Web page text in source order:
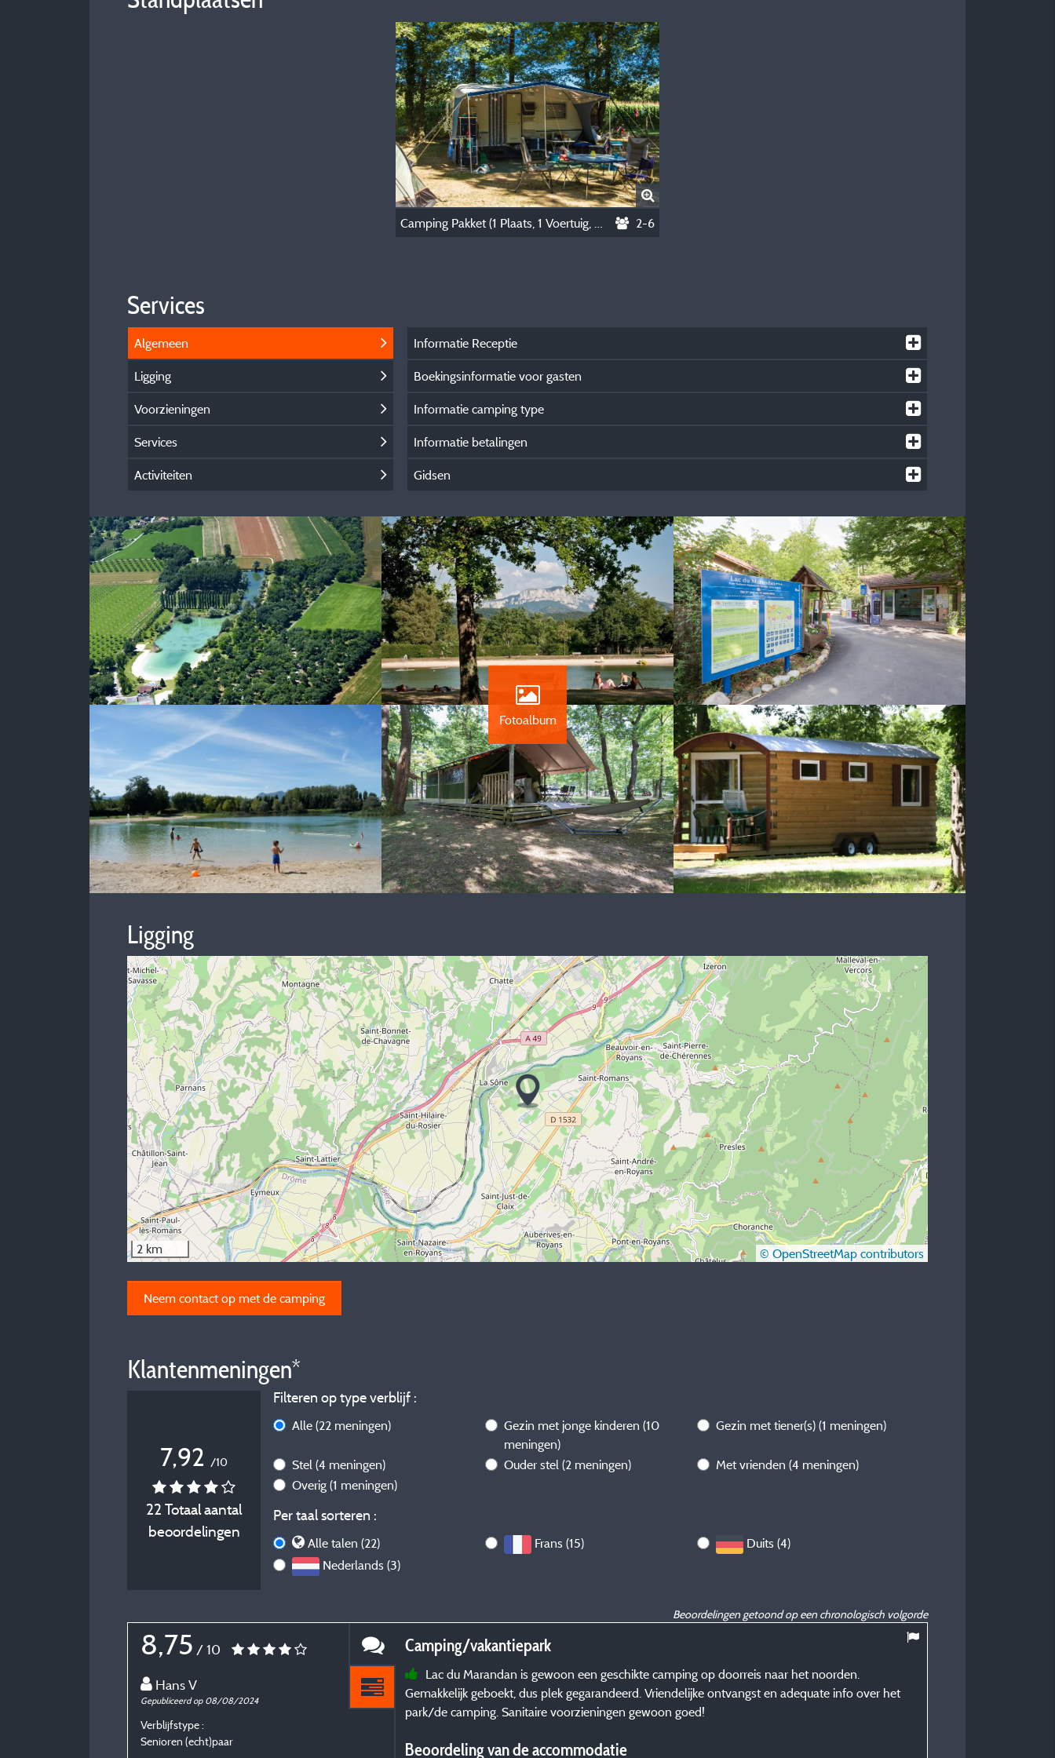
Camping Pakket (1 Plaats, 1 Voertuig, 2 Personen) 2-6
Services
Algemeen
Ligging
Voorzieningen
Services
Activiteiten
Informatie Receptie
Boekingsinformatie voor gasten
Informatie camping type
Informatie betalingen
Gidsen
Fotoalbum
Ligging
2 km © OpenStreetMap contributors
Neem contact op met de camping
Klantenmeningen*
7,92 /10
22 Totaal aantal
beoordelingen
Filteren op type verblijf :
Alle (22 meningen) Gezin met jonge kinderen (10
meningen)
Gezin met tiener(s) (1 meningen)
Stel (4 meningen) Ouder stel (2 meningen) Met vrienden (4 meningen)
Overig (1 meningen)
Per taal sorteren :
Alle talen (22) Frans (15)
Duits (4)
Nederlands (3)
Beoordelingen getoond op een chronologisch volgorde
8,75 / 10
Hans V
Gepubliceerd op 08/08/2024
Verblijfstype :
Senioren (echt)paar
Camping/vakantiepark
Lac du Marandan is gewoon een geschikte camping op doorreis naar het noorden.
Gemakkelijk geboekt, dus plek gegarandeerd. Vriendelijke ontvangst en adequate info over het
park/de camping. Sanitaire voorzieningen gewoon goed!
Beoordeling van de accommodatie